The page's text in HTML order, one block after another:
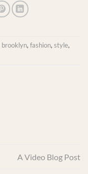
brooklyn,fashion,style,
A Video Blog Post